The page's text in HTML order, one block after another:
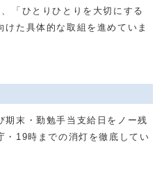
「ひとりひとりを大切にする
た具体的な取組を進めていま
末・勤勉手当支給日をノー残
・19時までの消灯を徹底してい